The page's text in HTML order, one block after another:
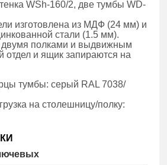
WSh-160/2, две тумбы WD-
изготовлена из МДФ (24 мм) и
стали (1.5 мм).
полками и выдвижным
отдел и ящик запираются на
тумбы: серый RAL 7038/
на столешницу/полку: